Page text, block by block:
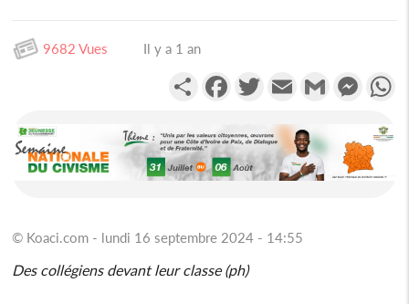
9682 Vues Il y a 1 an
PartagerFacebookTwitterEmail Gmail
© Koaci.com - lundi 16 septembre 2024 - 14:55
Des collégiens devant leur classe (ph)